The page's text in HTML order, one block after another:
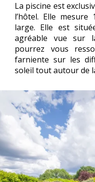
La piscine est
l’hôtel. Elle
large. Elle est
agréable vue sur
pourrez vous
farniente sur les
soleil tout autour de